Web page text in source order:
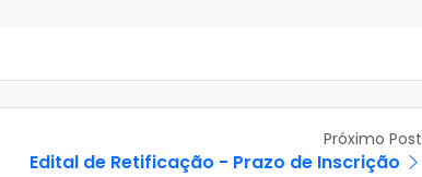
Próximo Post
Edital de Retificação - Prazo de Inscrição